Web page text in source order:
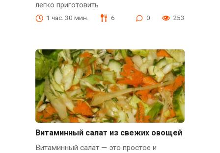
легко приготовить
1 час. 30 мин. 6 0 253
Витаминный салат из свежих овощей
Витаминный салат — это простое и